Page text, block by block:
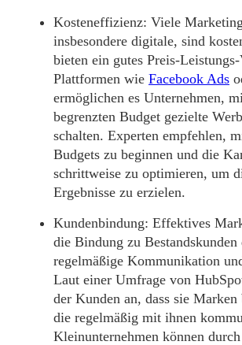
Kosteneffizienz: Viele
insbesondere digitale, sind
bieten ein gutes Preis-
Plattformen wie Facebook Ads
ermöglichen es Unternehmen,
begrenzten Budget gezielte
schalten. Experten empfehlen,
Budgets zu beginnen und die
schrittweise zu optimieren, um
Ergebnisse zu erzielen.
Kundenbindung: Effektives
die Bindung zu Bestandskunden
regelmäßige Kommunikation
Laut einer Umfrage von
der Kunden an, dass sie Marken
die regelmäßig mit ihnen
Kleinunternehmen können